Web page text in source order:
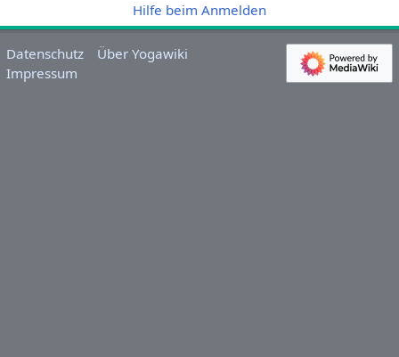
Hilfe beim Anmelden
Datenschutz
Über Yogawiki
Impressum